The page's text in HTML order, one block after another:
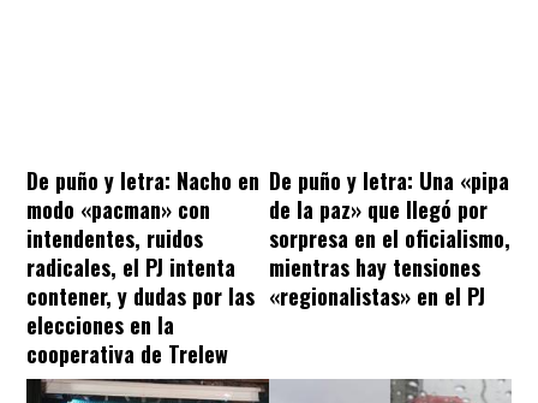
De puño y letra: Nacho en
modo «pacman» con
intendentes, ruidos
radicales, el PJ intenta
contener, y dudas por las
elecciones en la
cooperativa de Trelew
De puño y letra: Una «pipa
de la paz» que llegó por
sorpresa en el oficialismo,
mientras hay tensiones
«regionalistas» en el PJ